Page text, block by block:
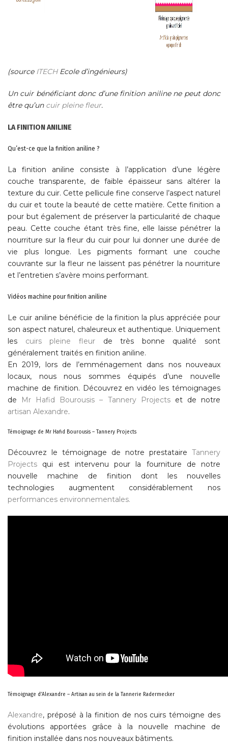
(source ITECHEcole d’ingénieurs)
Un cuir bénéficiant donc d’une finition aniline ne peut donc
être qu’un cuir pleine fleur.
LA FINITION ANILINE
Qu’est-ce que la finition aniline ?
La finition aniline consiste à l’application d’une légère
couche transparente, de faible épaisseur sans altérer la
texture du cuir. Cette pellicule fine conserve l’aspect naturel
du cuir et toute la beauté de cette matière. Cette finition a
pour but également de préserver la particularité de chaque
peau. Cette couche étant très fine, elle laisse pénétrer la
nourriture sur la fleur du cuir pour lui donner une durée de
vie plus longue. Les pigments formant une couche
couvrante sur la fleur ne laissent pas pénétrer la nourriture
et l’entretien s’avère moins performant.
Vidéos machine pour finition aniline
Le cuir aniline bénéficie de la finition la plus appréciée pour
son aspect naturel, chaleureux et authentique. Uniquement
les cuirs pleine fleurde très bonne qualité sont
généralement traités en finition aniline.
En 2019, lors de l’emménagement dans nos nouveaux
locaux, nous nous sommes équipés d’une nouvelle
machine de finition. Découvrez en vidéo les témoignages
de
Mr Hafid Bourousis – Tannery Projectset de notre
artisan Alexandre.
Témoignage de Mr Hafid Bourousis – Tannery Projects
Découvrez le témoignage de notre prestataire Tannery
Projects qui est intervenu pour la fourniture de notre
nouvelle machine de finition dont les nouvelles
technologies augmentent considérablement nos
performances environnementales.
Témoignage d’Alexandre – Artisan au sein de la Tannerie Radermecker
Alexandre, préposé à la finition de nos cuirs témoigne des
évolutions apportées grâce à la nouvelle machine de
finition installée dans nos nouveaux bâtiments.